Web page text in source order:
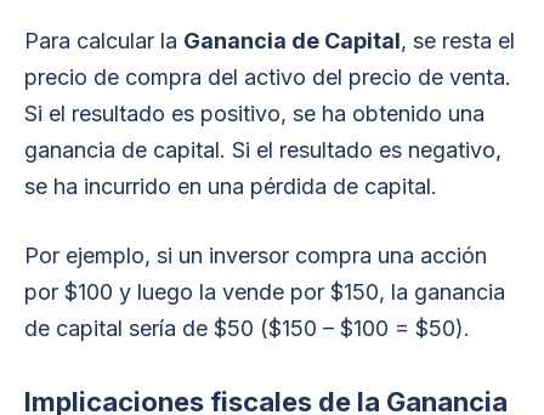
Para calcular la Ganancia de Capital, se resta el
precio de compra del activo del precio de venta.
Si el resultado es positivo, se ha obtenido una
ganancia de capital. Si el resultado es negativo,
se ha incurrido en una pérdida de capital.
Por ejemplo, si un inversor compra una acción
por $100 y luego la vende por $150, la ganancia
de capital sería de $50 ($150 – $100 = $50).
Implicaciones fiscales de la Ganancia